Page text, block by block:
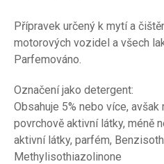
Přípravek určený k mytí a
motorových vozidel a všech
Parfemováno.
Označení jako detergent:
Obsahuje 5% nebo více,
povrchově aktivní látky, méně
aktivní látky, parfém,
Methylisothiazolinone